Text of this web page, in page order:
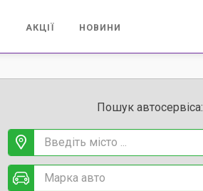
АКЦІЇ НОВИНИ
Пошук автосервіса:
Введіть місто ...
Марка авто